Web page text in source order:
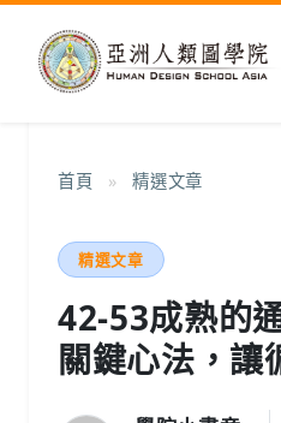
首頁 » 精選文章
精選文章
42-53成熟的
關鍵心法，讓